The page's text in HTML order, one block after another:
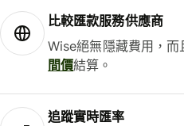
比較匯款服務供應商
Wise絕無隱藏費用，而
間價結算。
追蹤實時匯率